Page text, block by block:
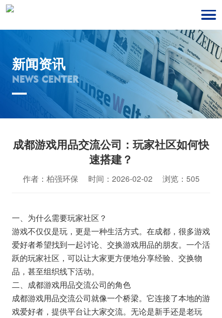
新闻资讯
NEWS CENTER
成都游戏用品交流公司：玩家社区如何快
速搭建？
作者：柏强环保 时间：2026-02-02 浏览：505
一、为什么需要玩家社区？
游戏不仅仅是玩，更是一种生活方式。在成都，很多游戏
爱好者希望找到一起讨论、交换游戏用品的朋友。一个活
跃的玩家社区，可以让大家更方便地分享经验、交换物
品，甚至组织线下活动。
二、成都游戏用品交流公司的角色
成都游戏用品交流公司就像一个桥梁。它连接了本地的游
戏爱好者，提供平台让大家交流。无论是新手还是老玩